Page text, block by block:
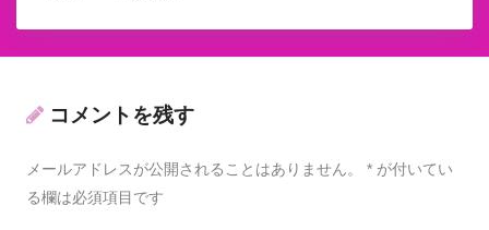
コメントを残す
メールアドレスが公開されることはありません。 * が付いてい
る欄は必須項目です